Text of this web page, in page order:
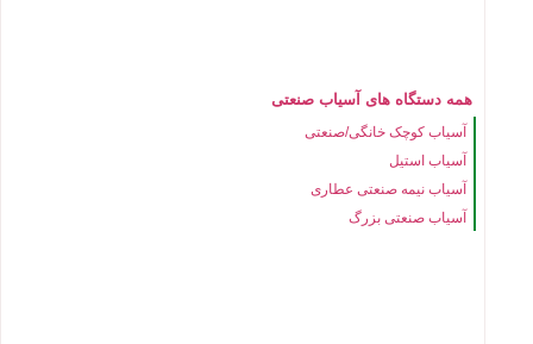
همه دستگاه های آسیاب صنعتی
آسیاب کوچک خانگی/صنعتی
آسیاب استیل
آسیاب نیمه صنعتی عطاری
آسیاب صنعتی بزرگ